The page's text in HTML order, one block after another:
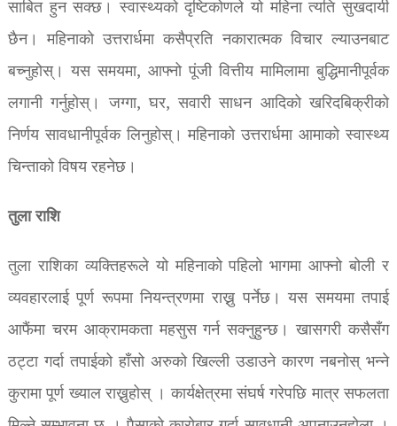
साबित हुन सक्छ। स्वास्थ्यको दृष्टिकोणले यो महिना त्यति सुखदायी
छैन। महिनाको उत्तरार्धमा कसैप्रति नकारात्मक विचार ल्याउनबाट
बच्नुहोस्। यस समयमा, आफ्नो पूंजी वित्तीय मामिलामा बुद्धिमानीपूर्वक
लगानी गर्नुहोस्। जग्गा, घर, सवारी साधन आदिको खरिदबिक्रीको
निर्णय सावधानीपूर्वक लिनुहोस्। महिनाको उत्तरार्धमा आमाको स्वास्थ्य
चिन्ताको विषय रहनेछ।
तुला राशि
तुला राशिका व्यक्तिहरूले यो महिनाको पहिलो भागमा आफ्नो बोली र
व्यवहारलाई पूर्ण रूपमा नियन्त्रणमा राख्नु पर्नेछ। यस समयमा तपाई
आफैंमा चरम आक्रामकता महसुस गर्न सक्नुहुन्छ। खासगरी कसैसँग
ठट्टा गर्दा तपाईको हाँसो अरुको खिल्ली उडाउने कारण नबनोस् भन्ने
कुरामा पूर्ण ख्याल राख्नुहोस् । कार्यक्षेत्रमा संघर्ष गरेपछि मात्र सफलता